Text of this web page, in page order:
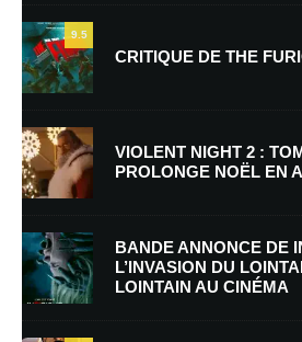
Nom*
E-mail *
Enregistrer mon nom, mon e-mail et mon
mon prochain commentaire.
9.5
CRITIQUE DE THE
VIOLENT NIGHT 2 :
PROLONGE NOËL EN
BANDE ANNONCE DE
L’INVASION DU
LOINTAIN AU CINÉMA